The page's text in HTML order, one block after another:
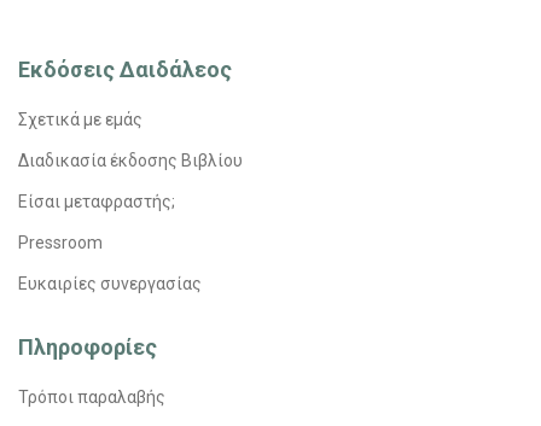
Εκδόσεις Δαιδάλεος
Σχετικά με εμάς
Διαδικασία έκδοσης Βιβλίου
Είσαι μεταφραστής;
Pressroom
Ευκαιρίες συνεργασίας
Πληροφορίες
Τρόποι παραλαβής